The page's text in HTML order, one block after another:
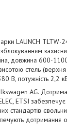
LAUNCH
довжина 600-
стель (верхня
В, потужність 2,2
AG.
ETSI
стандартів